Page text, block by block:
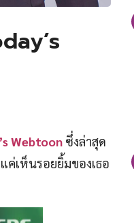
Webtoon ซึ่งล่าสุด
ค่เห็นรอยยิ้มของเธอ